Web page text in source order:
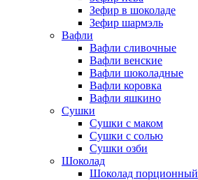
Зефир в шоколаде
Зефир шармэль
Вафли
Вафли сливочные
Вафли венские
Вафли шоколадные
Вафли коровка
Вафли яшкино
Сушки
Сушки с маком
Сушки с солью
Сушки озби
Шоколад
Шоколад порционный